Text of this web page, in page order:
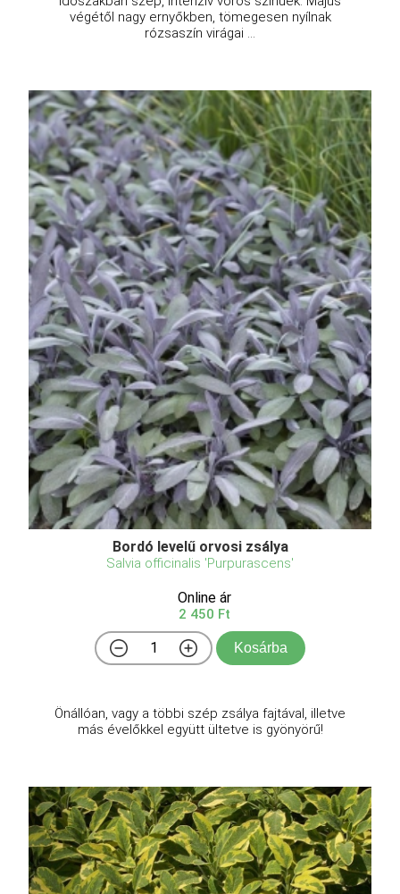
végétől nagy ernyőkben, tömegesen nyílnak
rózsaszín virágai ...
Bordó levelű orvosi zsálya
Salvia officinalis 'Purpurascens'
Online ár
2 450 Ft
Kosárba
Önállóan, vagy a többi szép zsálya fajtával, illetve
más évelőkkel együtt ültetve is gyönyörű!